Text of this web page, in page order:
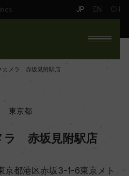
JP EN CH
カメラ 赤坂見附駅店
東京都
ラ 赤坂見附駅店
京都港区赤坂3-1-6東京メト